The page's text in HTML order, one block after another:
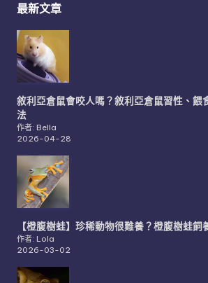
最新文章
敘利亞倉鼠會咬人嗎？敘利亞倉鼠習性、餵
法
作者: Bella
2026-04-28
【橙腹樹蛙】珍稀動物很難養？橙腹樹蛙
作者: Lola
2026-03-02